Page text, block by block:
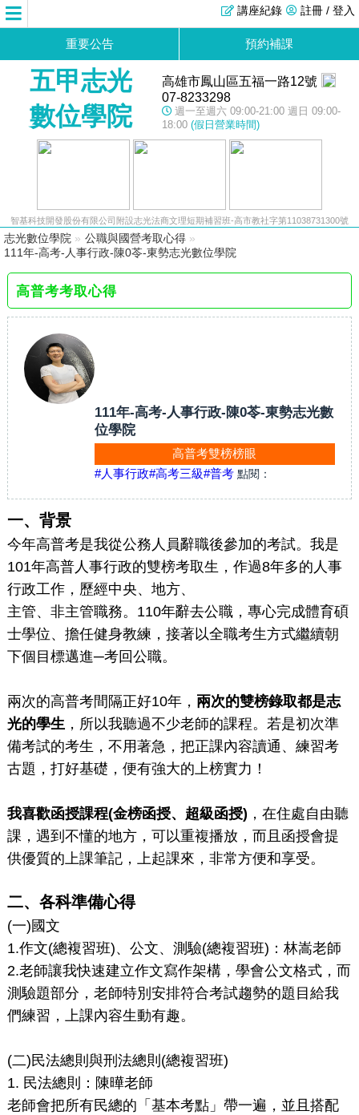
註冊 / 登入
講座紀錄
重要公告 預約補課
五甲志光
數位學院
高雄市鳳山區五福一路12號
07-8233298
週一至週六 09:00-21:00 週日 09:00-
18:00 (假日營業時間)
智基科技開發股份有限公司附設志光法商文理短期補習班-高市教社字第11038731300號
志光數位學院 » 公職與國營考取心得 »
111年-高考-人事行政-陳0苓-東勢志光數位學院
高普考考取心得
111年-高考-人事行政-陳0苓-東勢志光數
位學院
高普考雙榜榜眼
#人事行政#高考三級#普考 點閱：
一、背景
今年高普考是我從公務人員辭職後參加的考試。我是
101年高普人事行政的雙榜考取生，作過8年多的人事
行政工作，歷經中央、地方、
主管、非主管職務。110年辭去公職，專心完成體育碩
士學位、擔任健身教練，接著以全職考生方式繼續朝
下個目標邁進─考回公職。
兩次的高普考間隔正好10年， 兩次的雙榜錄取都是志
光的學生，所以我聽過不少老師的課程。若是初次準
備考試的考生，不用著急，把正課內容讀通、練習考
古題，打好基礎，便有強大的上榜實力！
我喜歡函授課程(金榜函授、超級函授) ，在住處自由聽
課，遇到不懂的地方，可以重複播放，而且函授會提
供優質的上課筆記，上起課來，非常方便和享受。
二、各科準備心得
(一)國文
1.作文(總複習班)、公文、測驗(總複習班)：林嵩老師
2.老師讓我快速建立作文寫作架構，學會公文格式，而
測驗題部分，老師特別安排符合考試趨勢的題目給我
們練習，上課內容生動有趣。
(二)民法總則與刑法總則(總複習班)
1. 民法總則：陳曄老師
老師會把所有民總的「基本考點」帶一遍，並且搭配